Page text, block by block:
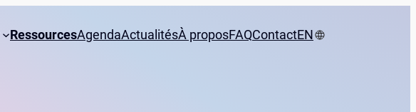
RessourcesAgendaActualitésÀ proposFAQContactEN